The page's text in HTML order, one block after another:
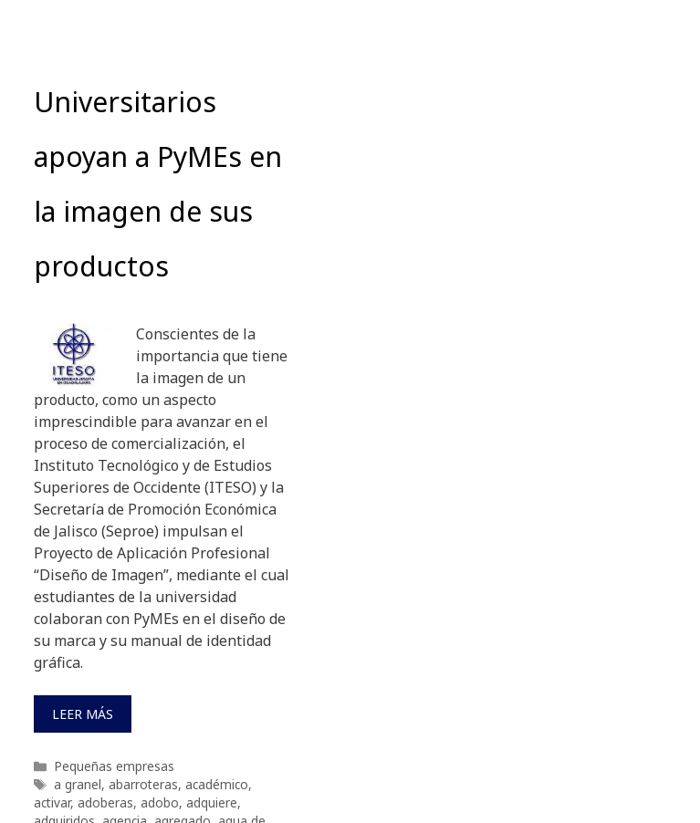
Universitarios
apoyan a PyMEs en
la imagen de sus
productos
Conscientes de la
importancia que tiene
la imagen de un
producto, como un aspecto
imprescindible para avanzar en el
proceso de comercialización, el
Instituto Tecnológico y de Estudios
Superiores de Occidente (ITESO) y la
Secretaría de Promoción Económica
de Jalisco (Seproe) impulsan el
Proyecto de Aplicación Profesional
“Diseño de Imagen”, mediante el cual
estudiantes de la universidad
colaboran con PyMEs en el diseño de
su marca y su manual de identidad
gráfica.
LEER MÁS
Categorías
Pequeñas empresas
Etiquetas
a granel, abarroteras, académico,
activar, adoberas, adobo, adquiere,